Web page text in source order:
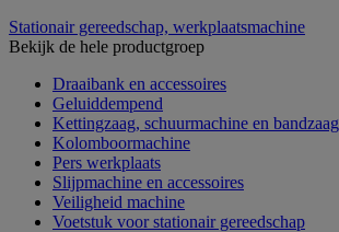
Stationair gereedschap, werkplaatsmachine
Bekijk de hele productgroep
Draaibank en accessoires
Geluiddempend
Kettingzaag, schuurmachine en bandzaag
Kolomboormachine
Pers werkplaats
Slijpmachine en accessoires
Veiligheid machine
Voetstuk voor stationair gereedschap